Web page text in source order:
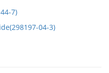
7)
04-3)